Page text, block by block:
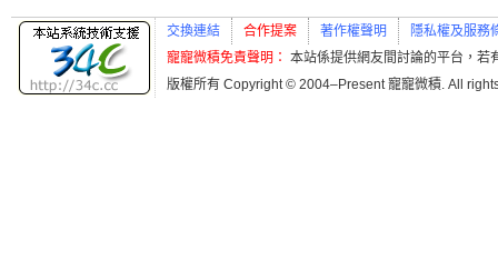
交換連結 合作提案 著作權聲明
隱私權及服務
寵寵微積免責聲明： 本站係提供網友間討論的平台，若
版權所有 Copyright © 2004–Present 寵寵微積. All